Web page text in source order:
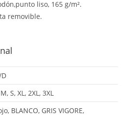
liso, 165 g/m².
removible.
S, XL, 2XL, 3XL
BLANCO, GRIS VIGORE,